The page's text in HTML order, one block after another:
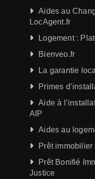
Aides au
LocAgent.fr
Logement :
Bienveo.fr
La garantie
Primes
Aide à
AIP
Aides au
Prêt
Prêt Bonifié
Justice